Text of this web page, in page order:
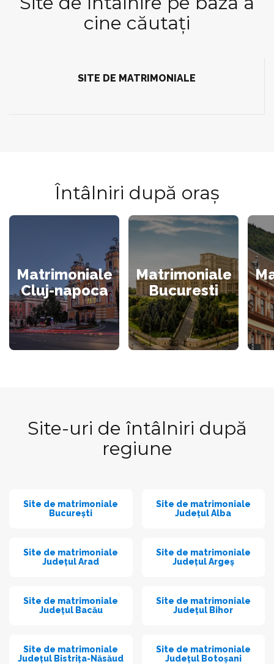
cine căutați
SITE DE MATRIMONIALE
Întâlniri după oraș
Matrimoniale
Cluj-napoca
Matrimoniale
Bucuresti
Site-uri de întâlniri după
regiune
Site de matrimoniale
București
Site de matrimoniale
Județul Alba
Site de matrimoniale
Județul Arad
Site de matrimoniale
Județul Argeș
Site de matrimoniale
Județul Bacău
Site de matrimoniale
Județul Bihor
Site de matrimoniale
Județul Bistrița-Năsăud
Site de matrimoniale
Județul Botoșani